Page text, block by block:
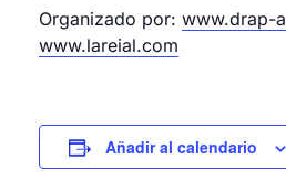
Organizado por: www.drap-
www.lareial.com
Añadir al calendario